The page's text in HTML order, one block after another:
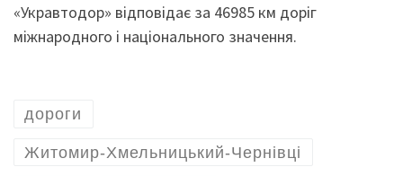
«Укравтодор» відповідає за 46985 км доріг
міжнародного і національного значення.
дороги
Житомир-Хмельницький-Чернівці